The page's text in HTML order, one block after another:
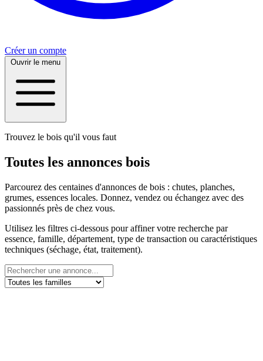
Créer un compte
Ouvrir le menu
Trouvez le bois qu'il vous faut
Toutes les annonces bois
Parcourez des centaines d'annonces de bois : chutes, planches,
grumes, essences locales. Donnez, vendez ou échangez avec des
passionnés près de chez vous.
Utilisez les filtres ci-dessous pour affiner votre recherche par
essence, famille, département, type de transaction ou caractéristiques
techniques (séchage, état, traitement).